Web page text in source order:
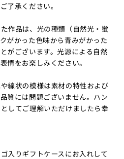
了承ください。
作品は、光の種類（自然光・蛍
がかった色味から青みがかった
がございます。光源による自然
情をお楽しみください。
線状の模様は素材の特性および
質には問題ございません。ハン
してご理解いただけましたら幸
入りギフトケースにお入れして